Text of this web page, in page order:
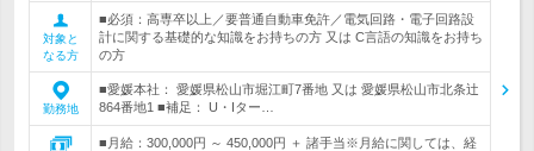
対象と
なる方
■必須：高専卒以上／要普通自動車免許／電気回路・電子回路設
計に関する基礎的な知識をお持ちの方 又は C言語の知識をお持ち
の方
勤務地
■愛媛本社： 愛媛県松山市堀江町7番地 又は 愛媛県松山市北条辻
864番地1 ■補足： U・Iター…
■月給：300,000円 ～ 450,000円 ＋ 諸手当※月給に関しては、経